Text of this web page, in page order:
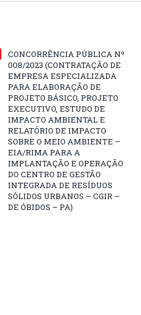
CONCORRÊNCIA PÚBLICA Nº
008/2023 (CONTRATAÇÃO DE
EMPRESA ESPECIALIZADA
PARA ELABORAÇÃO DE
PROJETO BÁSICO, PROJETO
EXECUTIVO, ESTUDO DE
IMPACTO AMBIENTAL E
RELATÓRIO DE IMPACTO
SOBRE O MEIO AMBIENTE –
EIA/RIMA PARA A
IMPLANTAÇÃO E OPERAÇÃO
DO CENTRO DE GESTÃO
INTEGRADA DE RESÍDUOS
SÓLIDOS URBANOS – CGIR –
DE ÓBIDOS – PA)